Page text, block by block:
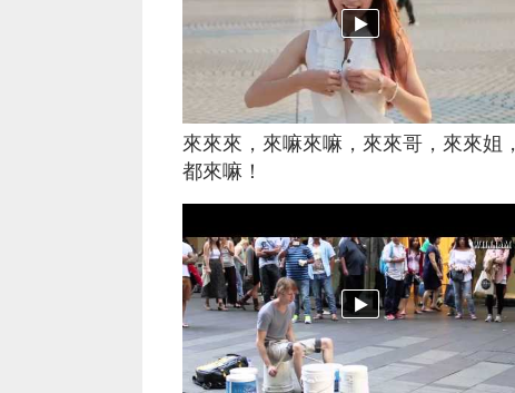
來來來，來嘛來嘛，來來哥，來來姐，
都來嘛！